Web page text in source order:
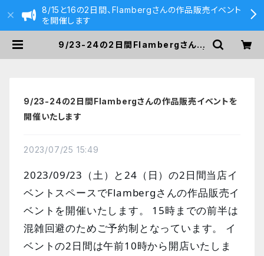
8/15と16の2日間、Flambergさんの作品販売イベント
を開催します
9/23-24の2日間Flambergさんの
9/23-24の2日間Flambergさんの作品販売イベントを
開催いたします
2023/07/25 15:49
2023/09/23（土）と24（日）の2日間当店イ
ベントスペースでFlambergさんの作品販売イ
ベントを開催いたします。 15時までの前半は
混雑回避のためご予約制となっています。 イ
ベントの2日間は午前10時から開店いたしま